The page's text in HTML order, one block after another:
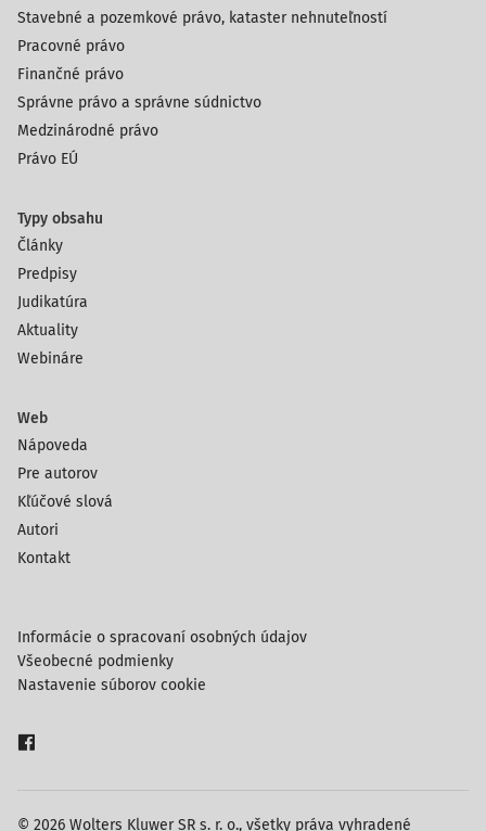
Stavebné a pozemkové právo, kataster nehnuteľností
Pracovné právo
Finančné právo
Správne právo a správne súdnictvo
Medzinárodné právo
Právo EÚ
Typy obsahu
Články
Predpisy
Judikatúra
Aktuality
Webináre
Web
Nápoveda
Pre autorov
Kľúčové slová
Autori
Kontakt
© 2026 Wolters Kluwer SR s. r. o., všetky práva vyhradené
Informácie o spracovaní osobných údajov
Všeobecné podmienky
Nastavenie súborov cookie